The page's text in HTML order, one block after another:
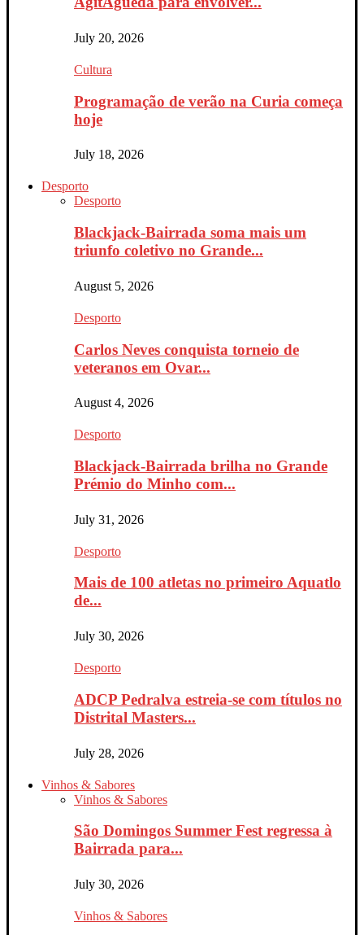
July 20, 2026
Cultura
Programação de verão na Curia começa
hoje
July 18, 2026
Desporto
Desporto
Blackjack-Bairrada soma mais um
triunfo coletivo no Grande...
August 5, 2026
Desporto
Carlos Neves conquista torneio de
veteranos em Ovar...
August 4, 2026
Desporto
Blackjack-Bairrada brilha no Grande
Prémio do Minho com...
July 31, 2026
Desporto
Mais de 100 atletas no primeiro Aquatlo
de...
July 30, 2026
Desporto
ADCP Pedralva estreia-se com títulos no
Distrital Masters...
July 28, 2026
Vinhos & Sabores
Vinhos & Sabores
São Domingos Summer Fest regressa à
Bairrada para...
July 30, 2026
Vinhos & Sabores